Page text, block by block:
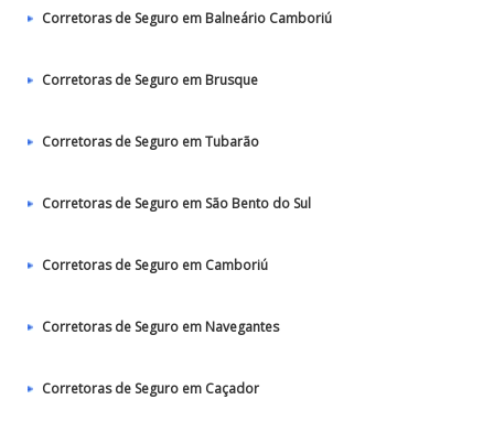
Corretoras de Seguro em Balneário Camboriú
Corretoras de Seguro em Brusque
Corretoras de Seguro em Tubarão
Corretoras de Seguro em São Bento do Sul
Corretoras de Seguro em Camboriú
Corretoras de Seguro em Navegantes
Corretoras de Seguro em Caçador